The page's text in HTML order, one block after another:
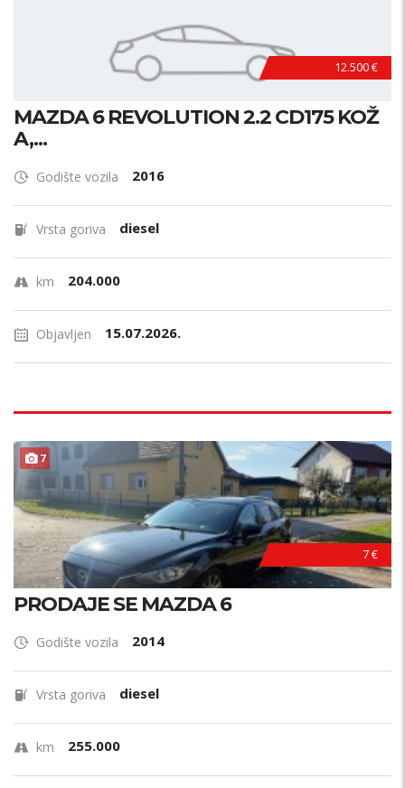
12.500 €
MAZDA 6 REVOLUTION 2.2 CD175 KOŽ
A,...
Godište vozila 2016
Vrsta goriva diesel
km 204.000
Objavljen 15.07.2026.
7
7 €
PRODAJE SE MAZDA 6
Godište vozila 2014
Vrsta goriva diesel
km 255.000